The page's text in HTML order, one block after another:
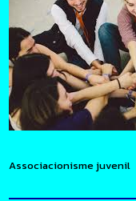
Associacionisme juvenil